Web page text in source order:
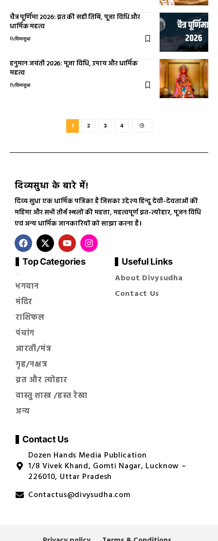
चैत्र पूर्णिमा 2026: व्रत की सही तिथि, पूजा विधि और
धार्मिक महत्व
Byदिव्यसुधा
हनुमान जयंती 2026: पूजा विधि, उपाय और धार्मिक
महत्व
Byदिव्यसुधा
1 2 3 4
दिव्यसुधा के बारे में!
दिव्य सुधा एक धार्मिक पत्रिका है जिसका उद्देश्य हिन्दू देवी-देवताओं की
महिमा और सभी तीर्थ स्थलों की महत्ता, महत्वपूर्ण व्रत-त्योहार, पूजन विधि
एवं अन्य धार्मिक जानकारियों को साझा करना है।
Top Categories
सनातन धर्म
भगवान
मंदिर
राशिफल
पंचांग
आरती/मंत्र
गृह/नक्षत्र
व्रत और त्योहार
वास्तु शास्त्र /हस्त रेखा
अन्य
Useful Links
About Divysudha
Contact Us
Contact Us
Dozen Hands Media Publication
1/8 Vivek Khand, Gomti Nagar, Lucknow –
226010, Uttar Pradesh
Contactus@divysudha.com